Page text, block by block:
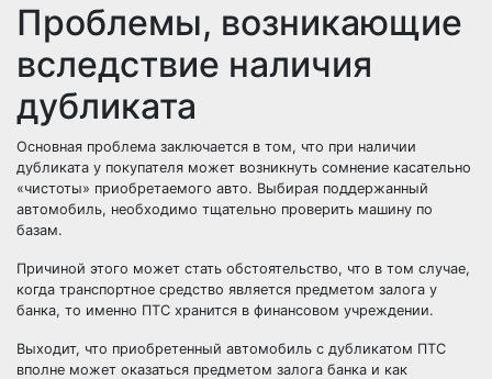
Проблемы, возникающие
вследствие наличия
дубликата
Основная проблема заключается в том, что при наличии
дубликата у покупателя может возникнуть сомнение касательно
«чистоты» приобретаемого авто. Выбирая поддержанный
автомобиль, необходимо тщательно проверить машину по
базам.
Причиной этого может стать обстоятельство, что в том случае,
когда транспортное средство является предметом залога у
банка, то именно ПТС хранится в финансовом учреждении.
Выходит, что приобретенный автомобиль с дубликатом ПТС
вполне может оказаться предметом залога банка и как